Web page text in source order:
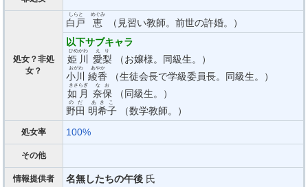
処女？非処
女？
白戸
しらと
恵
めぐみ
（見習い教師。前世の許婚。）
以下サブキャラ
姫川
ひめかわ
愛梨
えり
（お嬢様。同級生。）
小川
おがわ
綾香
あやか
（生徒会長で学級委員長。同級生。）
如月
きさらぎ
奈保
なお
（同級生。）
野田
のだ
明希子
あきこ
（数学教師。）
処女率 100%
その他
情報提供者 名無したちの午後 氏